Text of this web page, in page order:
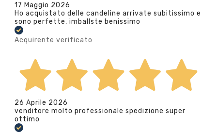
17 Maggio 2026
Ho acquistato delle candeline arrivate subitissimo e
sono perfette, imballste benissimo
Acquirente verificato
26 Aprile 2026
venditore molto professionale spedizione super
ottimo